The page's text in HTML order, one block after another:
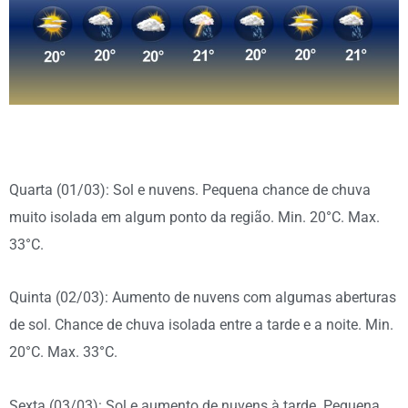
Quarta (01/03): Sol e nuvens. Pequena chance de chuva
muito isolada em algum ponto da região. Min. 20°C. Max.
33°C.
Quinta (02/03): Aumento de nuvens com algumas aberturas
de sol. Chance de chuva isolada entre a tarde e a noite. Min.
20°C. Max. 33°C.